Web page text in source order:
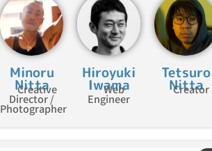
Minoru
Nitta
Creative
Director /
Photographer
Hiroyuki
Iwama
Web
Engineer
Tetsuro
Nitta
Creator